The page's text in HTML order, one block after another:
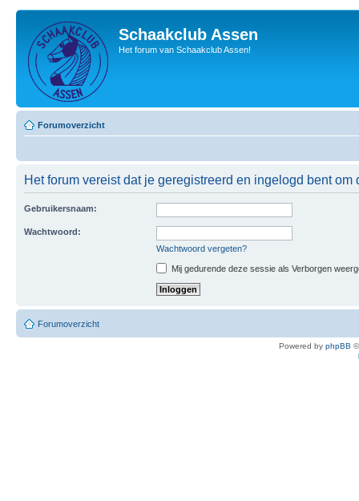
Schaakclub Assen
Het forum van Schaakclub Assen!
Forumoverzicht
Het forum vereist dat je geregistreerd en ingelogd bent
Gebruikersnaam:
Wachtwoord:
Wachtwoord vergeten?
Mij gedurende deze sessie als Verborgen
Forumoverzicht
Powered by phpBB